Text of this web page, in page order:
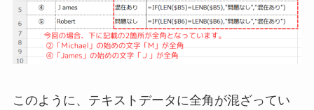
このように、テキストデータに全角が混ざってい